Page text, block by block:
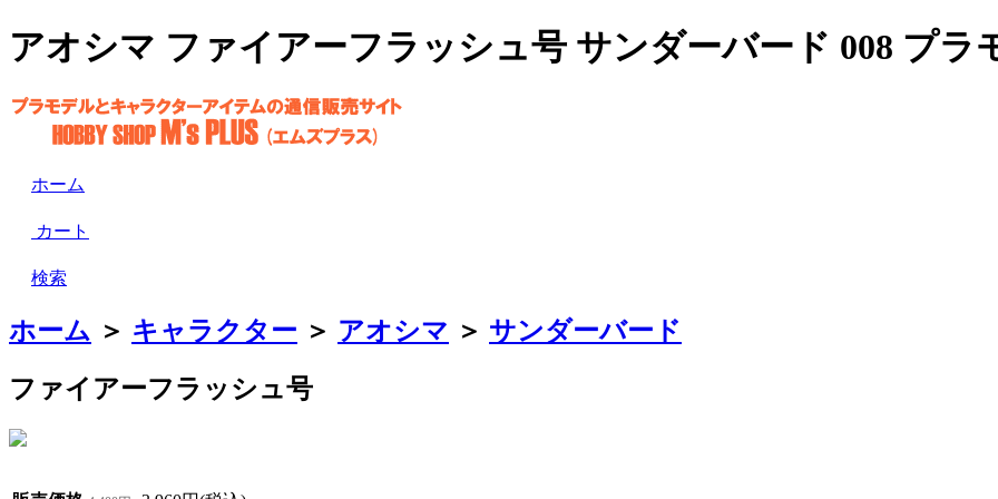
アオシマ ファイアーフラッシュ号 サンダーバード 008 プラ
ホーム
カート
検索
ホーム ＞ キャラクター ＞ アオシマ ＞ サンダーバード
ファイアーフラッシュ号